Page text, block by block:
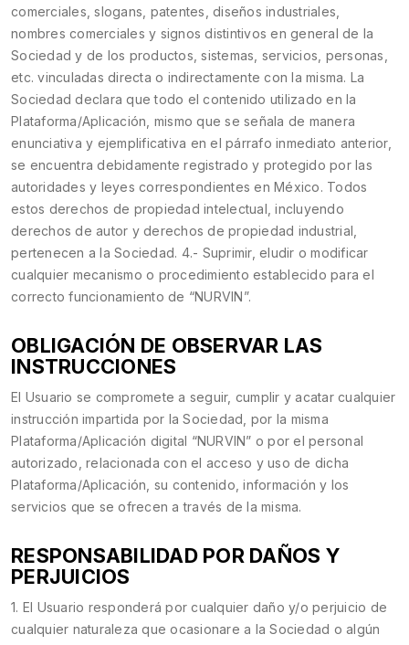
comerciales, slogans, patentes, diseños industriales,
nombres comerciales y signos distintivos en general de la
Sociedad y de los productos, sistemas, servicios, personas,
etc. vinculadas directa o indirectamente con la misma. La
Sociedad declara que todo el contenido utilizado en la
Plataforma/Aplicación, mismo que se señala de manera
enunciativa y ejemplificativa en el párrafo inmediato anterior,
se encuentra debidamente registrado y protegido por las
autoridades y leyes correspondientes en México. Todos
estos derechos de propiedad intelectual, incluyendo
derechos de autor y derechos de propiedad industrial,
pertenecen a la Sociedad. 4.- Suprimir, eludir o modificar
cualquier mecanismo o procedimiento establecido para el
correcto funcionamiento de “NURVIN”.
OBLIGACIÓN DE OBSERVAR LAS
INSTRUCCIONES
El Usuario se compromete a seguir, cumplir y acatar cualquier
instrucción impartida por la Sociedad, por la misma
Plataforma/Aplicación digital “NURVIN” o por el personal
autorizado, relacionada con el acceso y uso de dicha
Plataforma/Aplicación, su contenido, información y los
servicios que se ofrecen a través de la misma.
RESPONSABILIDAD POR DAÑOS Y
PERJUICIOS
1. El Usuario responderá por cualquier daño y/o perjuicio de
cualquier naturaleza que ocasionare a la Sociedad o algún